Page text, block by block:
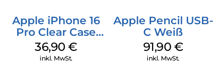
Apple iPhone 16
Pro Clear Case
MagSafe
Transparent
36,90€
inkl. MwSt.
Apple Pencil USB-
C Weiß
91,90 €
inkl. MwSt.